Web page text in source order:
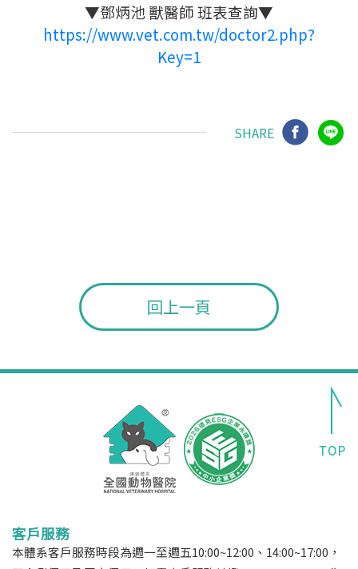
▼鄧炳池 獸醫師 班表查詢▼
https://www.vet.com.tw/doctor2.php?
Key=1
SHARE
回上一頁
客戶服務
本體系客戶服務時段為週一至週五10:00~12:00、14:00~17:00，